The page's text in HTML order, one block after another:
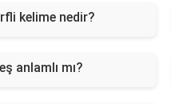
kelime nedir?
anlamlı mı?